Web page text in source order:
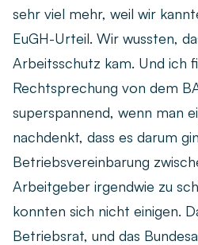
sehr viel mehr, weil wir
EuGH-Urteil. Wir wussten,
Arbeitsschutz kam. Und ich
Rechtsprechung von dem
superspannend, wenn man
nachdenkt, dass es darum
Betriebsvereinbarung
Arbeitgeber irgendwie zu
konnten sich nicht einigen.
Betriebsrat, und das